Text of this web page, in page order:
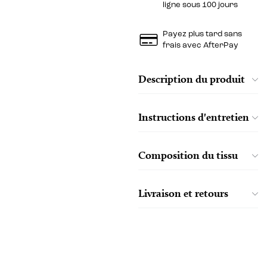
ligne sous 100 jours
Payez plus tard sans
frais avec AfterPay
Description du produit
Instructions d'entretien
Composition du tissu
Livraison et retours